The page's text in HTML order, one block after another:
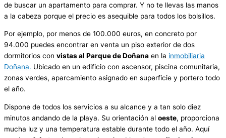
de buscar un apartamento para comprar. Y no te llevas las manos
a la cabeza porque el precio es asequible para todos los bolsillos.
Por ejemplo, por menos de 100.000 euros, en concreto por
94.000 puedes encontrar en venta un piso exterior de dos
dormitorios con vistas al Parque de Doñana en la inmobiliaria
Doñana. Ubicado en un edificio con ascensor, piscina comunitaria,
zonas verdes, aparcamiento asignado en superficie y portero todo
el año.
Dispone de todos los servicios a su alcance y a tan solo diez
minutos andando de la playa. Su orientación al oeste, proporciona
mucha luz y una temperatura estable durante todo el año. Aquí